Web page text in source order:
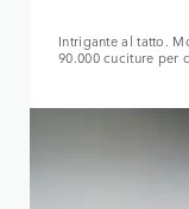
Intrigante al tatto.
90.000 cuciture per